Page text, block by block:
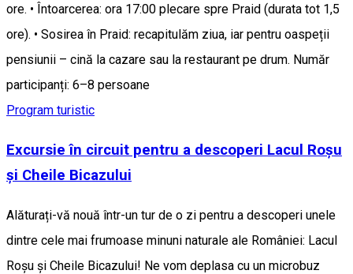
ore. • Întoarcerea: ora 17:00 plecare spre Praid (durata tot 1,5
ore). • Sosirea în Praid: recapitulăm ziua, iar pentru oaspeții
pensiunii – cină la cazare sau la restaurant pe drum. Număr
participanți: 6–8 persoane
Program turistic
Excursie în circuit pentru a descoperi Lacul Roșu
și Cheile Bicazului
Alăturați-vă nouă într-un tur de o zi pentru a descoperi unele
dintre cele mai frumoase minuni naturale ale României: Lacul
Roșu și Cheile Bicazului! Ne vom deplasa cu un microbuz